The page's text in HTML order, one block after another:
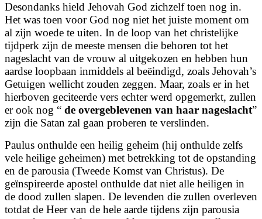
Desondanks hield Jehovah God zichzelf toen nog in.
Het was toen voor God nog niet het juiste moment om
al zijn woede te uiten. In de loop van het christelijke
tijdperk zijn de meeste mensen die behoren tot het
nageslacht van de vrouw al uitgekozen en hebben hun
aardse loopbaan inmiddels al beëindigd, zoals Jehovah’s
Getuigen wellicht zouden zeggen. Maar, zoals er in het
hierboven geciteerde vers echter werd opgemerkt, zullen
er ook nog “ de overgeblevenen van haar nageslacht”
zijn die Satan zal gaan proberen te verslinden.
Paulus onthulde een heilig geheim (hij onthulde zelfs
vele heilige geheimen) met betrekking tot de opstanding
en de parousia (Tweede Komst van Christus). De
geïnspireerde apostel onthulde dat niet alle heiligen in
de dood zullen slapen. De levenden die zullen overleven
totdat de Heer van de hele aarde tijdens zijn parousia